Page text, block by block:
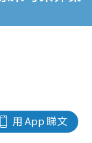
用 App 睇文